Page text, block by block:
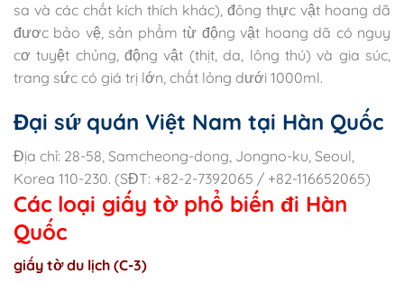
sa và các chất kích thích khác), đông thực vật hoang dã
đươc bảo vệ, sản phẩm từ động vật hoang dã có nguy
cơ tuyệt chủng, động vật (thịt, da, lông thú) và gia súc,
trang sức có giá trị lớn, chất lỏng dưới 1000ml.
Đại sứ quán Việt Nam tại Hàn Quốc
Địa chỉ: 28-58, Samcheong-dong, Jongno-ku, Seoul,
Korea 110-230. (SĐT: +82-2-7392065 / +82-116652065)
Các loại giấy tờ phổ biến đi Hàn
Quốc
giấy tờ du lịch (C-3)